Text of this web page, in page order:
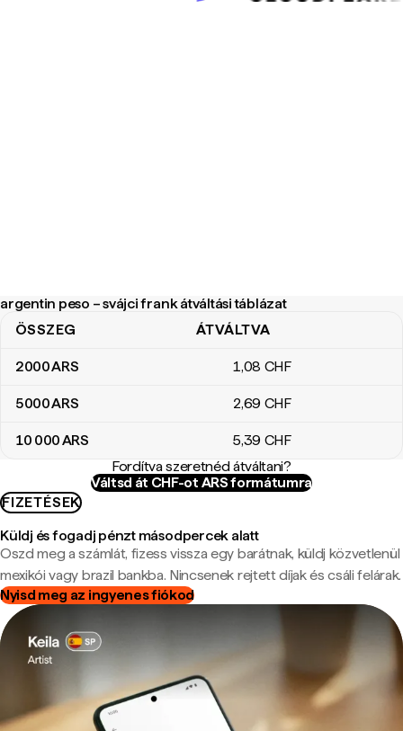
argentin peso – svájci frank átváltási táblázat
argentin peso – svájci frank átváltási táblázat
ÖSSZEG ÁTVÁLTVA
2000ARS 1,08 CHF
5000ARS 2,69 CHF
10 000ARS 5,39 CHF
Fordítva szeretnéd átváltani?
Váltsd át CHF-ot ARS formátumra
FIZETÉSEK
Küldj és fogadj pénzt másodpercek alatt
Oszd meg a számlát, fizess vissza egy barátnak, küldj közvetlenül
mexikói vagy brazil bankba. Nincsenek rejtett díjak és csáli felárak.
Nyisd meg az ingyenes fiókod